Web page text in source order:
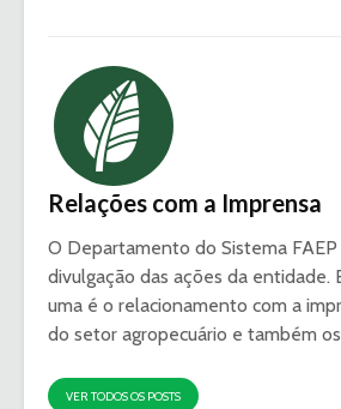
Relações com a Imprensa
O Departamento do Sistema
divulgação das ações da entidade.
uma é o relacionamento com a
do setor agropecuário e também
VER TODOS OS POSTS